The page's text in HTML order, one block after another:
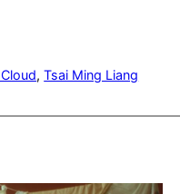
, Tsai Ming Liang